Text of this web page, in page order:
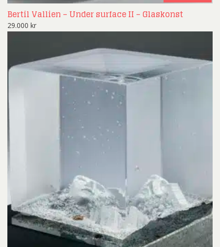
Bertil Vallien – Under surface II – Glaskonst
29.000 kr